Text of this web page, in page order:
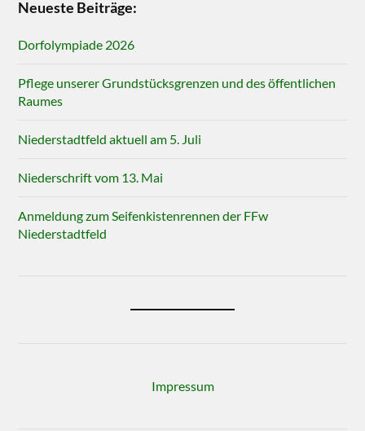
Neueste Beiträge:
Dorfolympiade 2026
Pflege unserer Grundstücksgrenzen und des öffentlichen
Raumes
Niederstadtfeld aktuell am 5. Juli
Niederschrift vom 13. Mai
Anmeldung zum Seifenkistenrennen der FFw
Niederstadtfeld
Impressum